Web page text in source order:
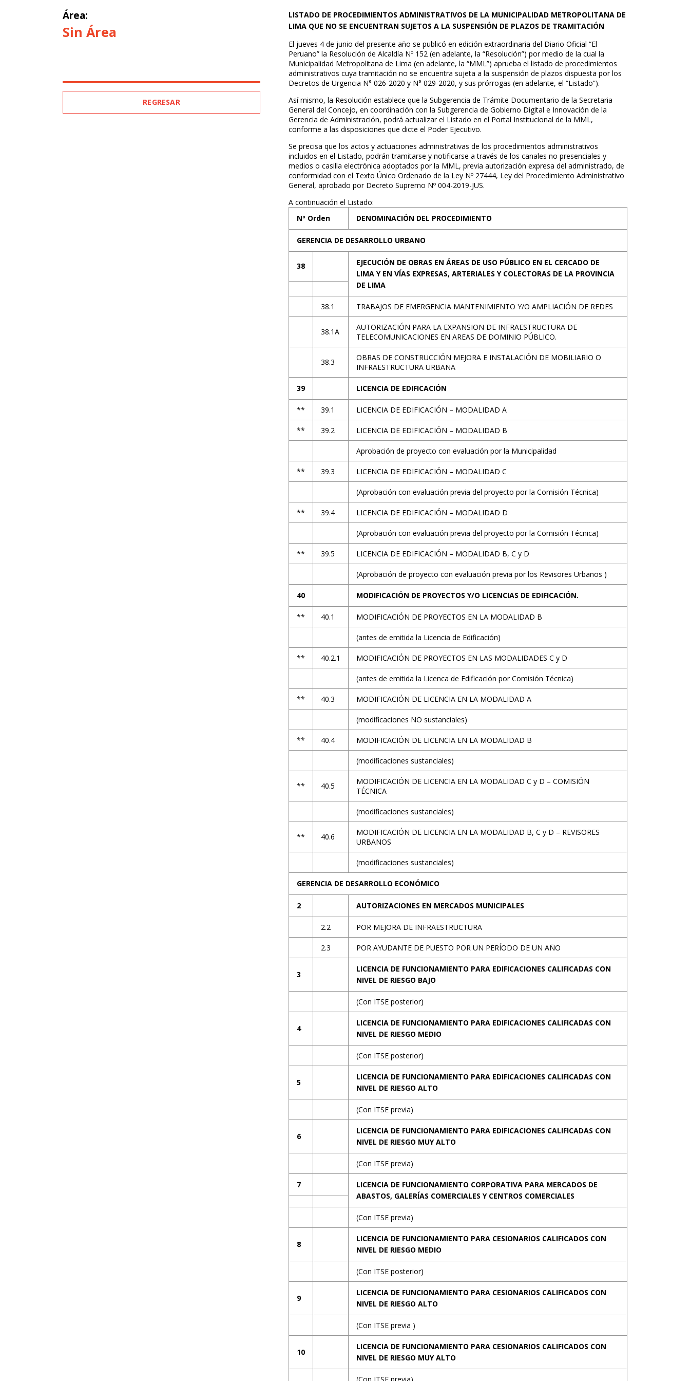
Área:
Sin Área
REGRESAR
LISTADO DE PROCEDIMIENTOS ADMINISTRATIVOS DE LA MUNICIPALIDAD METROPOLITANA DE
LIMA QUE NO SE ENCUENTRAN SUJETOS A LA SUSPENSIÓN DE PLAZOS DE TRAMITACIÓN
El jueves 4 de junio del presente año se publicó en edición extraordinaria del Diario Oficial “El
Peruano” la Resolución de Alcaldía Nº 152 (en adelante, la “Resolución”) por medio de la cual la
Municipalidad Metropolitana de Lima (en adelante, la “MML”) aprueba el listado de procedimientos
administrativos cuya tramitación no se encuentra sujeta a la suspensión de plazos dispuesta por los
Decretos de Urgencia N° 026-2020 y N° 029-2020, y sus prórrogas (en adelante, el “Listado”).
Así mismo, la Resolución establece que la Subgerencia de Trámite Documentario de la Secretaria
General del Concejo, en coordinación con la Subgerencia de Gobierno Digital e Innovación de la
Gerencia de Administración, podrá actualizar el Listado en el Portal Institucional de la MML,
conforme a las disposiciones que dicte el Poder Ejecutivo.
Se precisa que los actos y actuaciones administrativas de los procedimientos administrativos
incluidos en el Listado, podrán tramitarse y notificarse a través de los canales no presenciales y
medios o casilla electrónica adoptados por la MML, previa autorización expresa del administrado, de
conformidad con el Texto Único Ordenado de la Ley Nº 27444, Ley del Procedimiento Administrativo
General, aprobado por Decreto Supremo Nº 004-2019-JUS.
A continuación el Listado:
Nº Orden
DENOMINACIÓN DEL PROCEDIMIENTO
GERENCIA DE DESARROLLO URBANO
38
EJECUCIÓN DE OBRAS EN ÁREAS DE USO PÚBLICO EN EL CERCADO DE
LIMA Y EN VÍAS EXPRESAS, ARTERIALES Y COLECTORAS DE LA PROVINCIA
DE LIMA
38.1 TRABAJOS DE EMERGENCIA MANTENIMIENTO Y/O AMPLIACIÓN DE REDES
38.1A
AUTORIZACIÓN PARA LA EXPANSION DE INFRAESTRUCTURA DE
TELECOMUNICACIONES EN AREAS DE DOMINIO PÚBLICO.
38.3
OBRAS DE CONSTRUCCIÓN MEJORA E INSTALACIÓN DE MOBILIARIO O
INFRAESTRUCTURA URBANA
39 LICENCIA DE EDIFICACIÓN
** 39.1 LICENCIA DE EDIFICACIÓN – MODALIDAD A
** 39.2 LICENCIA DE EDIFICACIÓN – MODALIDAD B
Aprobación de proyecto con evaluación por la Municipalidad
** 39.3 LICENCIA DE EDIFICACIÓN – MODALIDAD C
(Aprobación con evaluación previa del proyecto por la Comisión Técnica)
** 39.4 LICENCIA DE EDIFICACIÓN – MODALIDAD D
(Aprobación con evaluación previa del proyecto por la Comisión Técnica)
** 39.5 LICENCIA DE EDIFICACIÓN – MODALIDAD B, C y D
(Aprobación de proyecto con evaluación previa por los Revisores Urbanos )
40 MODIFICACIÓN DE PROYECTOS Y/O LICENCIAS DE EDIFICACIÓN.
** 40.1 MODIFICACIÓN DE PROYECTOS EN LA MODALIDAD B
(antes de emitida la Licencia de Edificación)
** 40.2.1 MODIFICACIÓN DE PROYECTOS EN LAS MODALIDADES C y D
(antes de emitida la Licenca de Edificación por Comisión Técnica)
** 40.3 MODIFICACIÓN DE LICENCIA EN LA MODALIDAD A
(modificaciones NO sustanciales)
** 40.4 MODIFICACIÓN DE LICENCIA EN LA MODALIDAD B
(modificaciones sustanciales)
** 40.5
MODIFICACIÓN DE LICENCIA EN LA MODALIDAD C y D – COMISIÓN
TÉCNICA
(modificaciones sustanciales)
** 40.6
MODIFICACIÓN DE LICENCIA EN LA MODALIDAD B, C y D – REVISORES
URBANOS
(modificaciones sustanciales)
GERENCIA DE DESARROLLO ECONÓMICO
2 AUTORIZACIONES EN MERCADOS MUNICIPALES
2.2 POR MEJORA DE INFRAESTRUCTURA
2.3 POR AYUDANTE DE PUESTO POR UN PERÍODO DE UN AÑO
3
LICENCIA DE FUNCIONAMIENTO PARA EDIFICACIONES CALIFICADAS CON
NIVEL DE RIESGO BAJO
(Con ITSE posterior)
4
LICENCIA DE FUNCIONAMIENTO PARA EDIFICACIONES CALIFICADAS CON
NIVEL DE RIESGO MEDIO
(Con ITSE posterior)
5
LICENCIA DE FUNCIONAMIENTO PARA EDIFICACIONES CALIFICADAS CON
NIVEL DE RIESGO ALTO
(Con ITSE previa)
6
LICENCIA DE FUNCIONAMIENTO PARA EDIFICACIONES CALIFICADAS CON
NIVEL DE RIESGO MUY ALTO
(Con ITSE previa)
7
LICENCIA DE FUNCIONAMIENTO CORPORATIVA PARA MERCADOS DE
ABASTOS, GALERÍAS COMERCIALES Y CENTROS COMERCIALES
(Con ITSE previa)
8
LICENCIA DE FUNCIONAMIENTO PARA CESIONARIOS CALIFICADOS CON
NIVEL DE RIESGO MEDIO
(Con ITSE posterior)
9
LICENCIA DE FUNCIONAMIENTO PARA CESIONARIOS CALIFICADOS CON
NIVEL DE RIESGO ALTO
(Con ITSE previa )
10
LICENCIA DE FUNCIONAMIENTO PARA CESIONARIOS CALIFICADOS CON
NIVEL DE RIESGO MUY ALTO